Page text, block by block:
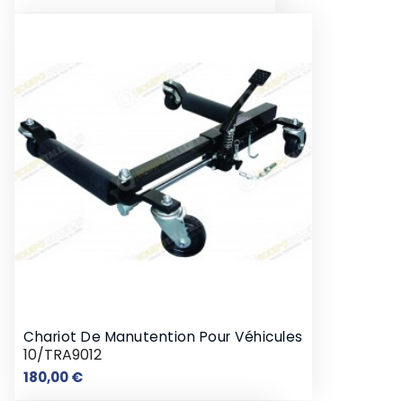
Chariot De Manutention Pour Véhicules
10/TRA9012
180,00 €Prix